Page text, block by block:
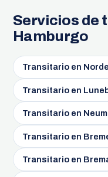
Servicios de
Hamburgo
Transitario en
Transitario en
Transitario en
Transitario en
Transitario en